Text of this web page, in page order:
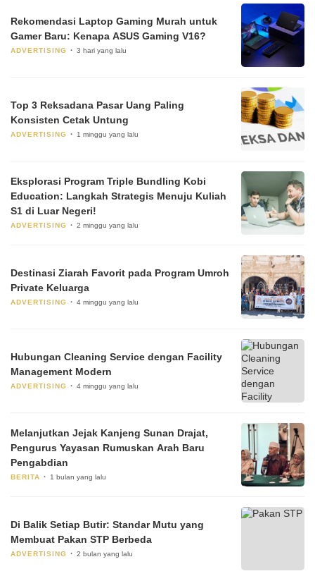
Rekomendasi Laptop Gaming Murah untuk
Gamer Baru: Kenapa ASUS Gaming V16?
ADVERTISING 3 hari yang lalu
Top 3 Reksadana Pasar Uang Paling
Konsisten Cetak Untung
ADVERTISING 1 minggu yang lalu
Eksplorasi Program Triple Bundling Kobi
Education: Langkah Strategis Menuju Kuliah
S1 di Luar Negeri!
ADVERTISING 2 minggu yang lalu
Destinasi Ziarah Favorit pada Program Umroh
Private Keluarga
ADVERTISING 4 minggu yang lalu
Hubungan Cleaning Service dengan Facility
Management Modern
ADVERTISING 4 minggu yang lalu
Melanjutkan Jejak Kanjeng Sunan Drajat,
Pengurus Yayasan Rumuskan Arah Baru
Pengabdian
BERITA 1 bulan yang lalu
Di Balik Setiap Butir: Standar Mutu yang
Membuat Pakan STP Berbeda
ADVERTISING 2 bulan yang lalu